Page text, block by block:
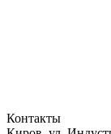
Контакты